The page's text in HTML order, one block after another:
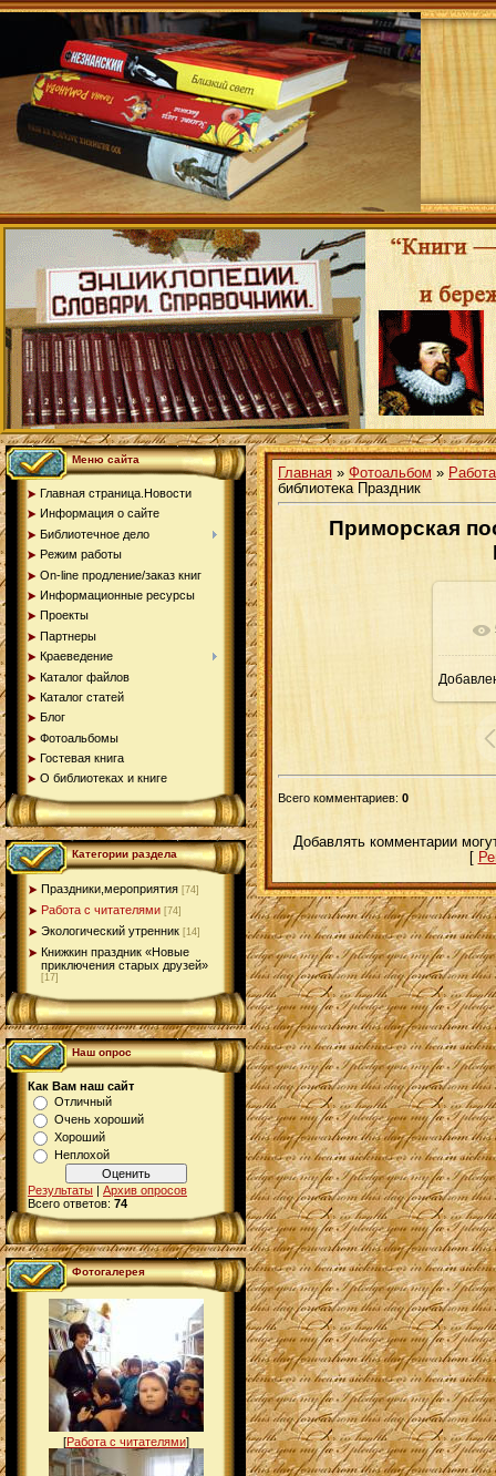
Меню сайта
Главная страница.Новости
Информация о сайте
Библиотечное дело
Режим работы
On-line продление/заказ книг
Информационные ресурсы
Проекты
Партнеры
Краеведение
Каталог файлов
Каталог статей
Блог
Фотоальбомы
Гостевая книга
О библиотеках и книге
Категории раздела
Праздники,мероприятия [74]
Работа с читателями [74]
Экологический утренник [14]
Книжкин праздник «Новые
приключения старых друзей»
[17]
Наш опрос
Как Вам наш сайт
Отличный
Очень хороший
Хороший
Неплохой
Результаты | Архив опросов
Всего ответов: 74
Фотогалерея
[Работа с читателями]
Главная » Фотоальбом »
библиотека Праздник
Приморская
Всего комментариев: 0
Добавлять комментарии
[